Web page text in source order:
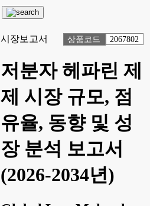
시장보고서
상품코드 2067802
저분자 헤파린 제
제 시장 규모, 점
유율, 동향 및 성
장 분석 보고서
(2026-2034년)